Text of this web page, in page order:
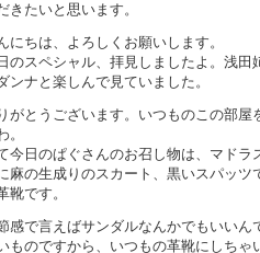
いと思います。
にちは、よろしくお願いします。
ペシャル、拝見しましたよ。浅田
と楽しんで見ていました。
がとうございます。いつものこの部屋
のぱぐさんのお召し物は、マドラ
生成りのスカート、黒いスパッツ
す。
感で言えばサンダルなんかでもいいん
ですから、いつもの革靴にしちゃ